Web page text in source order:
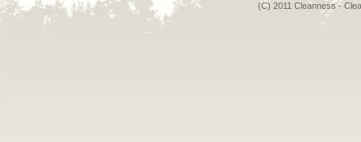
(C) 2011 Cleanness -